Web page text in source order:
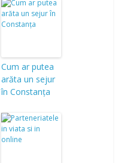
Cum ar putea
arăta un sejur
în Constanța